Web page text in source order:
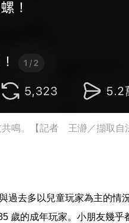
鳴。【記者 王瀞／擷取自
過去多以兒童玩家為主的情
歲的成年玩家。小朋友幾乎